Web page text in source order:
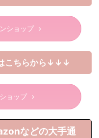
ショップ
こちらから↓↓↓
ョップ
などの大手通